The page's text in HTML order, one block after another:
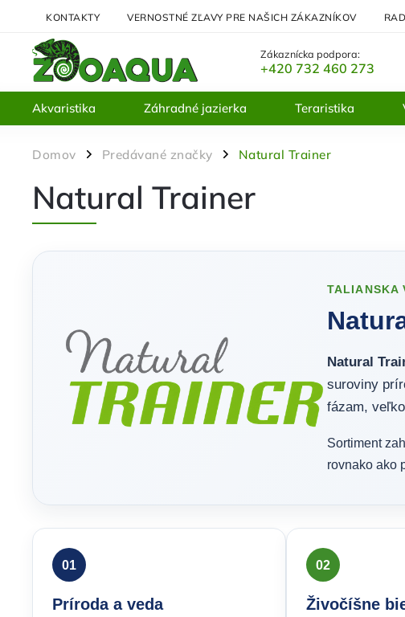
KONTAKTY VERNOSTNÉ ZĽAVY PRE NAŠICH ZÁKAZNÍKOV
Zákaznícka podpora:
+420 732 460 273
Akvaristika Záhradné jazierka Teraristika
Domov / Predávané značky / Natural Trainer
Natural Trainer
TALIANSKA
Natural
suroviny
fázam,
Sortiment
rovnako ako
01
Príroda a veda
02
Živočíšne